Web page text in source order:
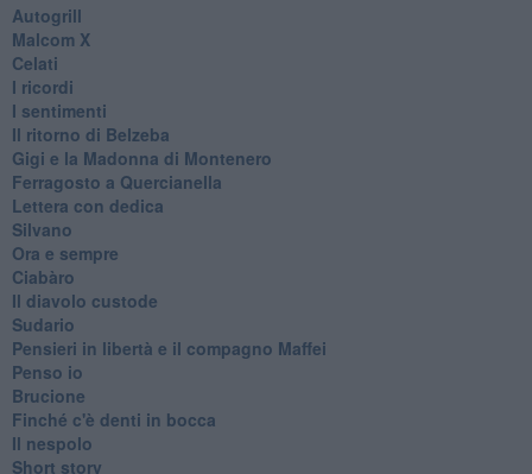
Autogrill
Malcom X
Celati
I ricordi
I sentimenti
Il ritorno di Belzeba
Gigi e la Madonna di Montenero
Ferragosto a Quercianella
Lettera con dedica
Silvano
Ora e sempre
Ciabàro
Il diavolo custode
Sudario
Pensieri in libertà e il compagno Maffei
Penso io
Brucione
Finché c'è denti in bocca
Il nespolo
Short story